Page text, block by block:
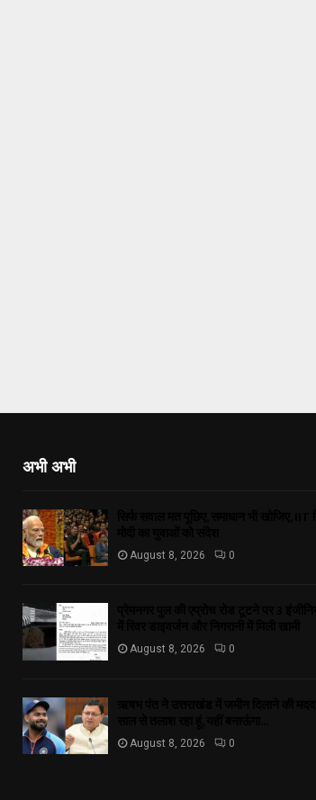
अभी अभी
August 8, 2026 0
August 8, 2026 0
August 8, 2026 0